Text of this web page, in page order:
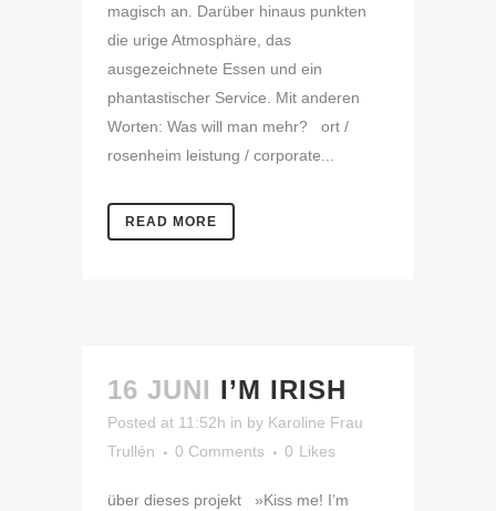
magisch an. Darüber hinaus punkten
die urige Atmosphäre, das
ausgezeichnete Essen und ein
phantastischer Service. Mit anderen
Worten: Was will man mehr? ort /
rosenheim leistung / corporate...
READ MORE
16 JUNI I’M IRISH
Posted at 11:52h in by Karoline Frau
Trullén
0 Comments 0 Likes
über dieses projekt »Kiss me! I’m